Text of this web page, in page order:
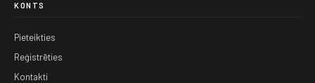
KONTS
Pieteikties
Reģistrēties
Kontakti